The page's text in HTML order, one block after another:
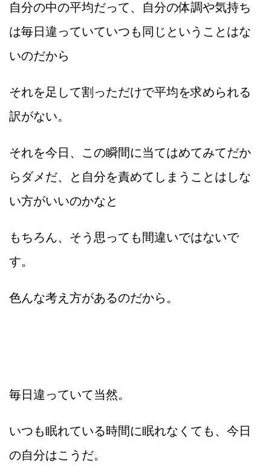
自分の中の平均だって、自分の体調や気持ち
は毎日違っていていつも同じということはな
いのだから
それを足して割っただけで平均を求められる
訳がない。
それを今日、この瞬間に当てはめてみてだか
らダメだ、と自分を責めてしまうことはしな
い方がいいのかなと
もちろん、そう思っても間違いではないで
す。
色んな考え方があるのだから。
毎日違っていて当然。
いつも眠れている時間に眠れなくても、今日
の自分はこうだ。